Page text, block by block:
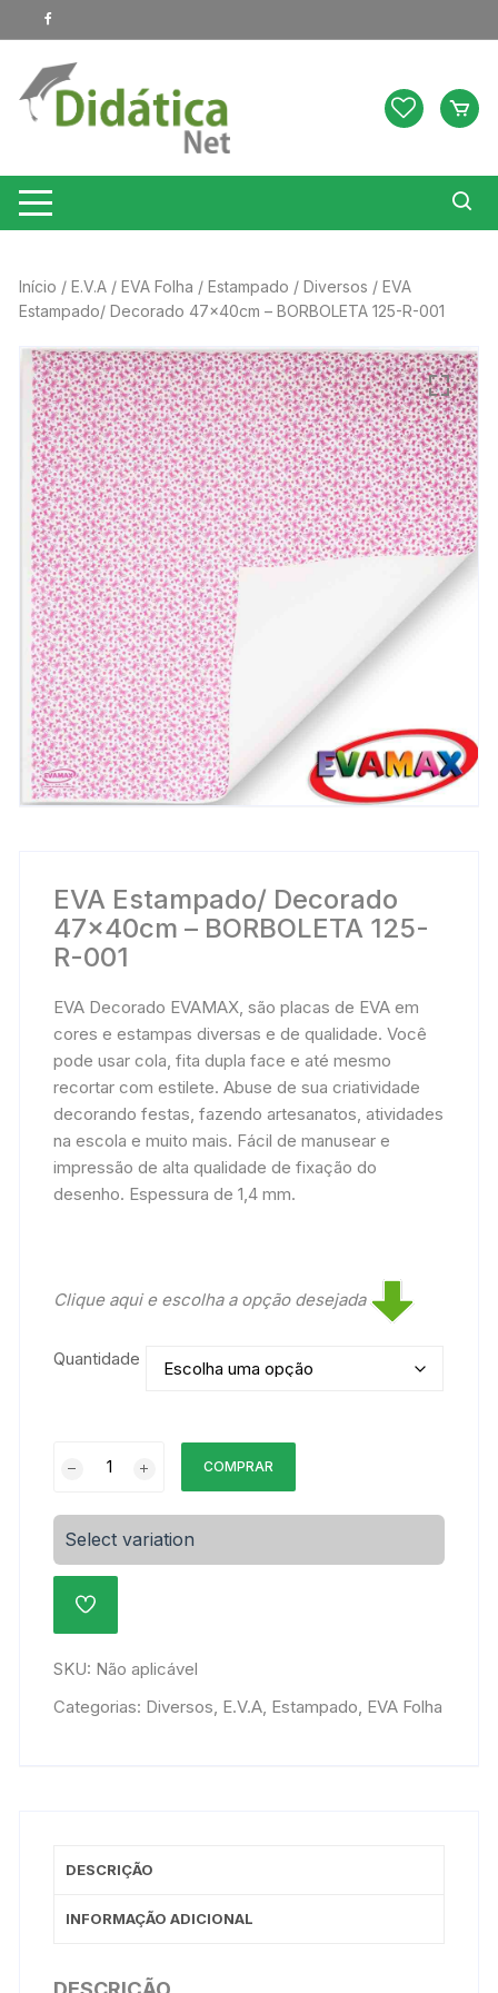
para
conteúdo
Início /E.V.A /EVA Folha /Estampado /Diversos / EVA
Estampado/ Decorado 47x40cm – BORBOLETA 125-R-001
EVA Estampado/ Decorado
47x40cm – BORBOLETA 125-
R-001
EVA Decorado EVAMAX, são placas de EVA em
cores e estampas diversas e de qualidade. Você
pode usar cola, fita dupla face e até mesmo
recortar com estilete. Abuse de sua criatividade
decorando festas, fazendo artesanatos, atividades
na escola e muito mais. Fácil de manusear e
impressão de alta qualidade de fixação do
desenho. Espessura de 1,4 mm.
Clique aqui e escolha a opção desejada
Quantidade
Estampado/
47x40cm
-
125-
R-
001
COMPRAR
Select variation
ADICIONAR
DE
DESEJOS
SKU: Não aplicável
Categorias: Diversos E.V.A Estampado EVA Folha
DESCRIÇÃO
INFORMAÇÃO ADICIONAL